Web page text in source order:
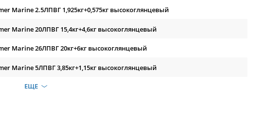
Marine 2.5ЛПВГ 1,925кг+0,575кг высокоглянцевый
Marine 20ЛПВГ 15,4кг+4,6кг высокоглянцевый
Marine 26ЛПВГ 20кг+6кг высокоглянцевый
Marine 5ЛПВГ 3,85кг+1,15кг высокоглянцевый
ЕЩЕ